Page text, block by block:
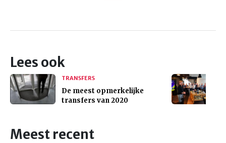
Lees ook
TRANSFERS
De meest opmerkelijke
transfers van 2020
Meest recent